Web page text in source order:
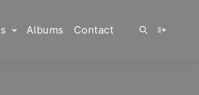
Albums Contact